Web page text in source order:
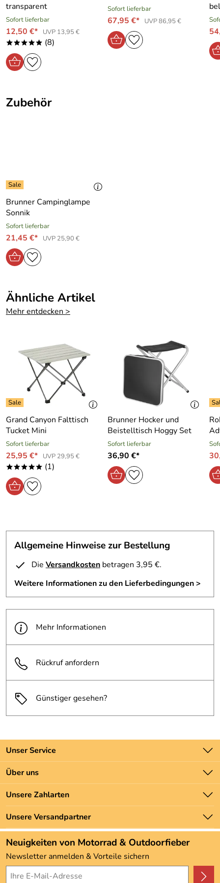
Hersteller: BRUNNER s.r.l./GmbH , Via B.Buozzi 8 ,
39100 Bolzano , Italien, info@brunner.it
transparent
Sofort lieferbar
12,50 €* UVP 13,95 €
***** (8)
Sofort lieferbar
67,95 €* UVP 86,95 €
Zubehör
Brunner Campinglampe
Sonnik
Sofort lieferbar
21,45 €* UVP 25,90 €
Ähnliche Artikel
Mehr entdecken >
Grand Canyon Falttisch
Tucket Mini
Sofort lieferbar
25,95 €* UVP 29,95 €
***** (1)
Brunner Hocker und
Beistelltisch Hoggy Set
Sofort lieferbar
36,90 €*
Allgemeine Hinweise zur Bestellung
Die Versandkosten betragen 3,95 €.
Weitere Informationen zu den Lieferbedingungen >
Mehr Informationen
Rückruf anfordern
Günstiger gesehen?
Unser Service
Kontakt
Batteriegesetz
Newsletter
Zahlung und Versand
Über uns
Unsere Bestseller
Marken
Neu
Angebote
Kundenbewertungen (3.493)
4,9/5*****
Unsere Zahlarten
Unsere Versandpartner
Neuigkeiten von Motorrad & Outdoorfieber
Newsletter anmelden & Vorteile sichern